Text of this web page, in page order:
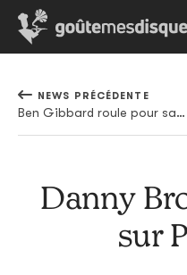
NEWS PRÉCÉDENTE
Ben Gibbard roule pour sa pomme
Danny
sur